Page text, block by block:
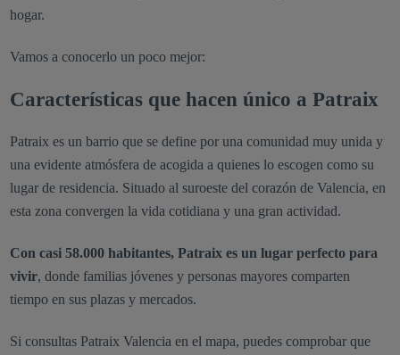
hogar.
Vamos a conocerlo un poco mejor:
Características que hacen único a Patraix
Patraix es un barrio que se define por una comunidad muy unida y
una evidente atmósfera de acogida a quienes lo escogen como su
lugar de residencia. Situado al suroeste del corazón de Valencia, en
esta zona convergen la vida cotidiana y una gran actividad.
Con casi 58.000 habitantes, Patraix es un lugar perfecto para
vivir, donde familias jóvenes y personas mayores comparten
tiempo en sus plazas y mercados.
Si consultas Patraix Valencia en el mapa, puedes comprobar que